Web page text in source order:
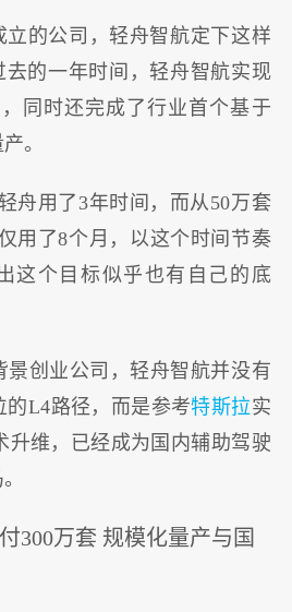
立的公司，轻舟智航定下这样
的一年时间，轻舟智航实现
同时还完成了行业首个基于
。
舟用了3年时间，而从50万套
用了8个月，以这个时间节奏
这个目标似乎也有自己的底
景创业公司，轻舟智航并没有
的L4路径，而是参考特斯拉实
升维，已经成为国内辅助驾驶
300万套 规模化量产与国